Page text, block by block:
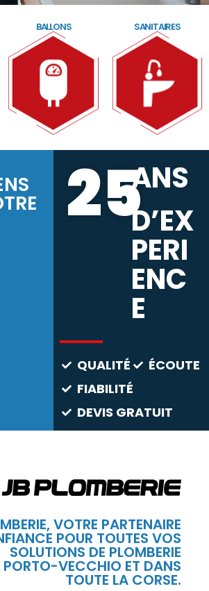
BALLONS SANITAIRES
25ANS
D’EX
PERI
ENC
E
QUALITÉ
ÉCOUTE
FIABILITÉ
DEVIS GRATUIT
VOTRE PARTENAIRE
POUR TOUTES VOS
SOLUTIONS DE PLOMBERIE
PORTO-VECCHIO ET DANS
TOUTE LA CORSE.